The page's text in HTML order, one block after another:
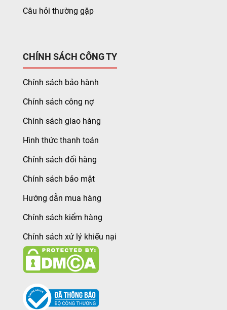
Câu hỏi thường gặp
CHÍNH SÁCH CÔNG TY
Chính sách bảo hành
Chính sách công nợ
Chính sách giao hàng
Hình thức thanh toán
Chính sách đổi hàng
Chính sách bảo mật
Hướng dẫn mua hàng
Chính sách kiểm hàng
Chính sách xử lý khiếu nại